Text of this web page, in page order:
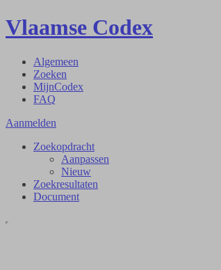
Vlaamse Codex
Algemeen
Zoeken
MijnCodex
FAQ
Aanmelden
Zoekopdracht
Aanpassen
Nieuw
Zoekresultaten
Document